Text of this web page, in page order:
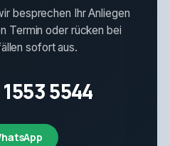
besprechen Ihr Anliegen
Termin oder rücken bei
sofort aus.
5544